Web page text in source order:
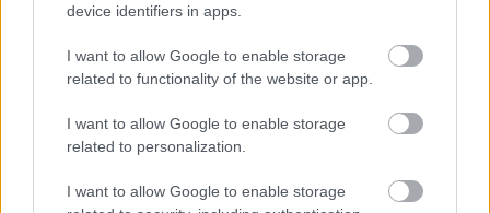
device identifiers in apps.
I want to allow Google to enable storage
related to functionality of the website or app.
I want to allow Google to enable storage
related to personalization.
I want to allow Google to enable storage